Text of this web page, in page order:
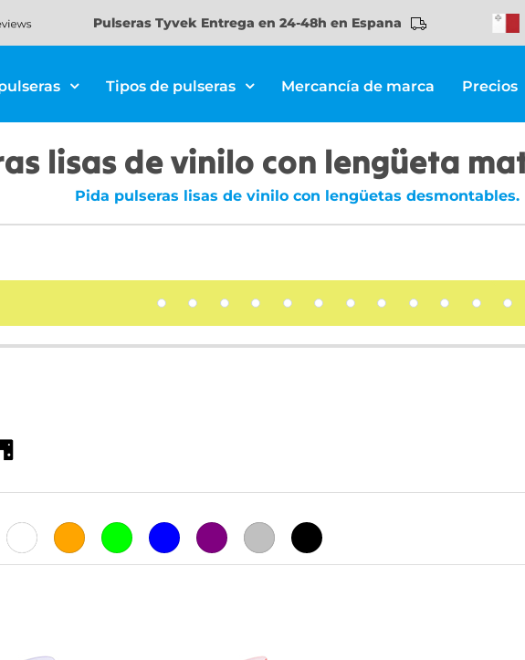
Pulseras Tyvek Entrega en 24-48h en Espana
Tipos de pulseras Mercancía de marca Precios
lisas de vinilo con lengüeta
Pida pulseras lisas de vinilo con lengüetas desmontables.